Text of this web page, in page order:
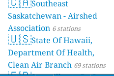
Southeast
Saskatchewan - Airshed
Association 6 stations
🇺🇸State Of Hawaii,
Department Of Health,
Clean Air Branch 69 stations